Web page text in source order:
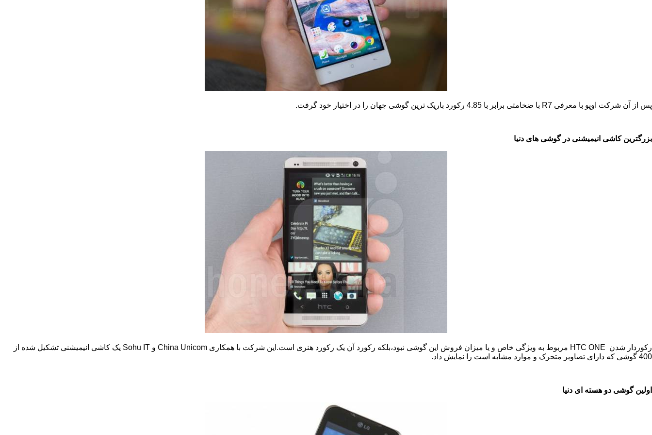
پس از آن شرکت اوپو با معرفی R7 با ضخامتی برابر با 4.85 رکورد باریک ترین گوشی جهان را در اختیار خود گرفت.
بزرگترین کاشی انیمیشنی در گوشی های دنیا
رکوردار شدن HTC ONE مربوط به ویژگی خاص و یا میزان فروش این گوشی نبود،بلکه رکورد آن یک رکورد هنری است.این شرکت با همکاری China Unicom و Sohu IT یک کاشی انیمیشنی تشکیل شده از
400 گوشی که دارای تصاویر متحرک و موارد مشابه است را نمایش داد.
اولین گوشی دو هسته ای دنیا